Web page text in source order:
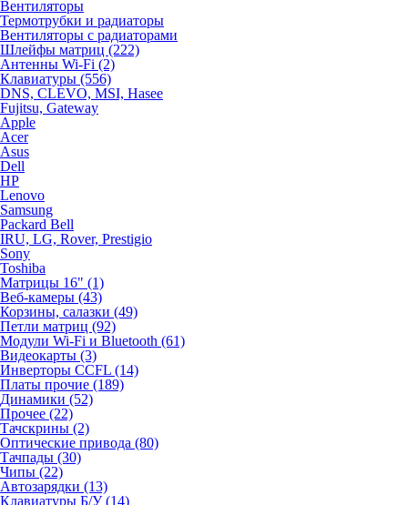
Вентиляторы
Термотрубки и радиаторы
Вентиляторы с радиаторами
Шлейфы матриц (222)
Антенны Wi-Fi (2)
Клавиатуры (556)
DNS, CLEVO, MSI, Hasee
Fujitsu, Gateway
Apple
Acer
Asus
Dell
HP
Lenovo
Samsung
Packard Bell
IRU, LG, Rover, Prestigio
Sony
Toshiba
Матрицы 16" (1)
Веб-камеры (43)
Корзины, салазки (49)
Петли матриц (92)
Модули Wi-Fi и Bluetooth (61)
Видеокарты (3)
Инверторы CCFL (14)
Платы прочие (189)
Динамики (52)
Прочее (22)
Тачскрины (2)
Оптические привода (80)
Тачпады (30)
Чипы (22)
Автозарядки (13)
Клавиатуры Б/У (14)